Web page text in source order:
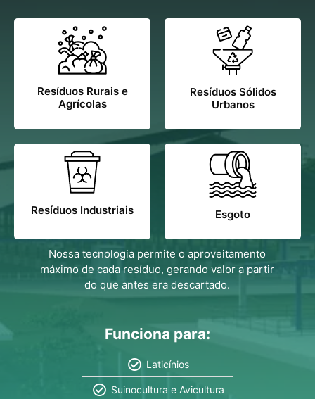
Resíduos Rurais e
Agrícolas
Resíduos Sólidos
Urbanos
Resíduos Industriais Esgoto
Nossa tecnologia permite o aproveitamento
máximo de cada resíduo, gerando valor a partir
do que antes era descartado.
Funciona para:
Laticínios
Suinocultura e Avicultura